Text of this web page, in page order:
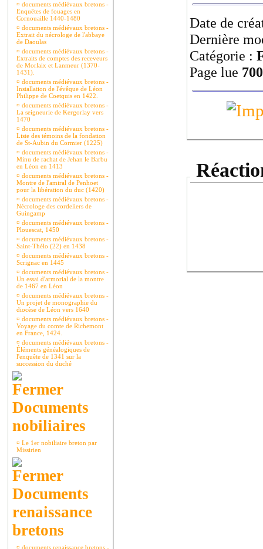
¤ documents médiévaux bretons -
Enquêtes de fouages en
Cornouaille 1440-1480
¤ documents médiévaux bretons -
Extrait du nécrologe de l'abbaye
de Daoulas
¤ documents médiévaux bretons -
Extraits de comptes des receveurs
de Morlaix et Lanmeur (1370-
1431).
¤ documents médiévaux bretons -
Installation de l'évêque de Léon
Philippe de Coetquis en 1422.
¤ documents médiévaux bretons -
La seigneurie de Kergorlay vers
1470
¤ documents médiévaux bretons -
Liste des témoins de la fondation
de St-Aubin du Cormier (1225)
¤ documents médiévaux bretons -
Minu de rachat de Jehan le Barbu
en Léon en 1413
¤ documents médiévaux bretons -
Montre de l'amiral de Penhoet
pour la libération du duc (1420)
¤ documents médiévaux bretons -
Nécrologe des cordeliers de
Guingamp
¤ documents médiévaux bretons -
Plouescat, 1450
¤ documents médiévaux bretons -
Saint-Thélo (22) en 1438
¤ documents médiévaux bretons -
Scrignac en 1445
¤ documents médiévaux bretons -
Un essai d'armorial de la montre
de 1467 en Léon
¤ documents médiévaux bretons -
Un projet de monographie du
diocèse de Léon vers 1640
¤ documents médiévaux bretons -
Voyage du comte de Richemont
en France, 1424.
¤ documents médiévaux bretons -
Éléments généalogiques de
l'enquête de 1341 sur la
succession du duché
Documents
nobiliaires
¤ Le 1er nobiliaire breton par
Missirien
Documents
renaissance
bretons
¤ documents renaissance bretons -
Date de
Dernière
Catégorie :
Page lue